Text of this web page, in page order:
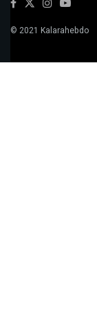
© 2021 Kalarahebdo